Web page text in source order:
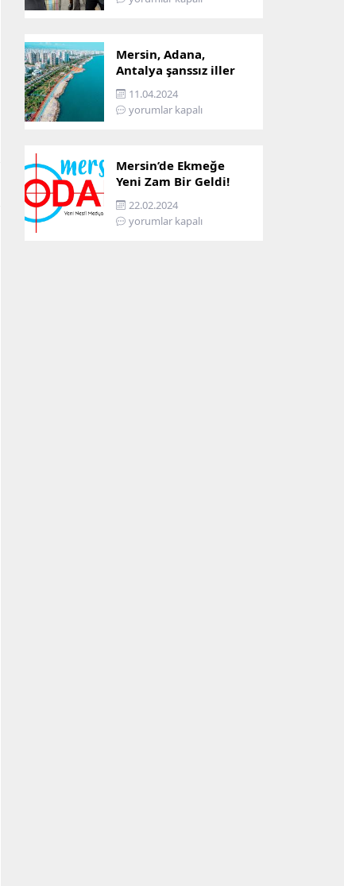
Mersin, Adana,
Antalya şanssız iller
arasına girdi: İşte
sebebi…
11.04.2024
yorumlar kapalı
Mersin’de Ekmeğe
Yeni Zam Bir Geldi!
İşte Mersin’in Zamlı
Ekmek Fiyatı!
22.02.2024
yorumlar kapalı